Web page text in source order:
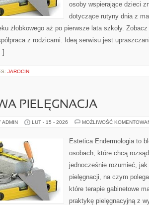
osoby wspierające dzieci
dotyczące rutyny dnia z
żłobkowego aż po pierwsze lata szkoły.
z rodzicami. Ideą serwisu jest
JAROCIN
PIELĘGNACJA
ADMIN LUT - 15 - 2026 MOŻLIWOŚĆ
Estetica Endermologia to
osobach, które chcą
jednocześnie rozumieć, jak
pielęgnacji, na czym
które terapie gabinetowe
praktykę pielęgnacyjną z